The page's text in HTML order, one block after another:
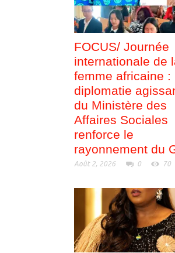
FOCUS/ Journée
internationale de
femme africaine :
diplomatie
du Ministère des
Affaires Sociales
renforce le
rayonnement du
Août 2, 2026 0 70